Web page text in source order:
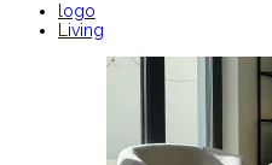
logo
Living